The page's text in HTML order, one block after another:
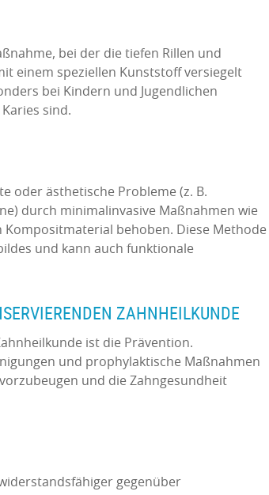
bei der die tiefen Rillen und
einem speziellen Kunststoff versiegelt
bei Kindern und Jugendlichen
sind.
oder ästhetische Probleme (z. B.
durch minimalinvasive Maßnahmen wie
Kompositmaterial behoben. Diese Methode
und kann auch funktionale
ZAHNHEILKUNDE
ist die Prävention.
und prophylaktische Maßnahmen
und die Zahngesundheit
gegenüber